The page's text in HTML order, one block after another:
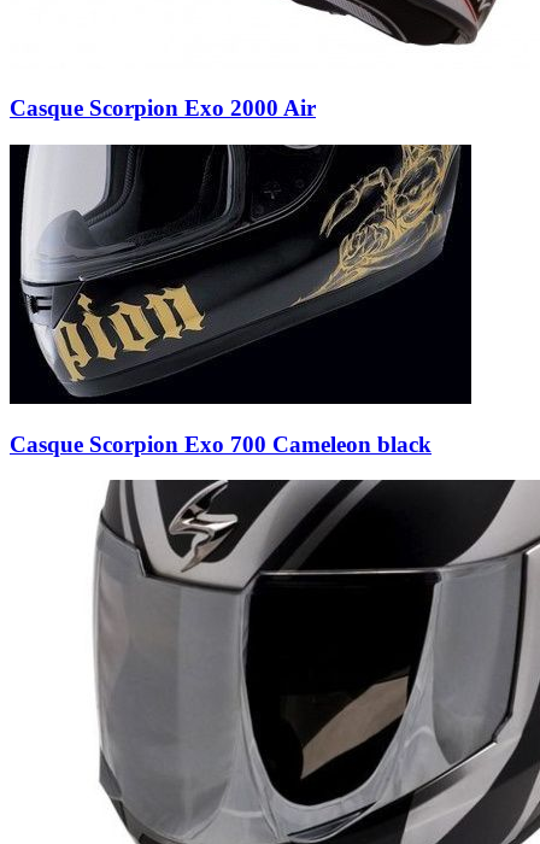
Casque Scorpion Exo 2000 Air
Casque Scorpion Exo 700 Cameleon black